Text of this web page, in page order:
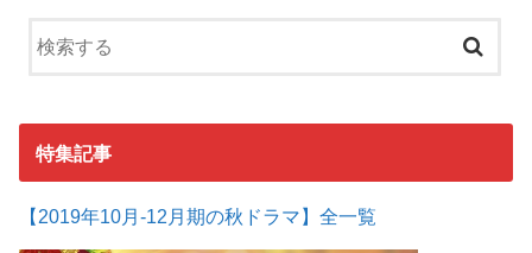
特集記事
【2019年10月-12月期の秋ドラマ】全一覧